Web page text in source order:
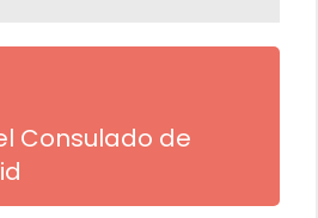
Consulado de